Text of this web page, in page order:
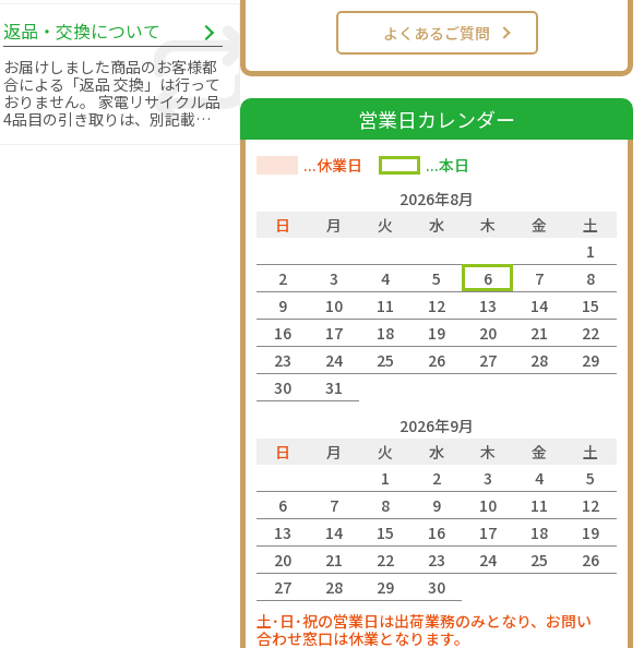
返品・交換について
お届けしました商品のお客様都
合による「返品 交換」は行って
おりません。 家電リサイクル品
4品目の引き取りは、別記載の
よくあるご質問
営業日カレンダー
...休業日
...本日
2026年8月
日
月 火 水 木 金
土
1
2
3 4 5 6 7
8
9
10 11 12 13 14
15
16
17 18 19 20 21
22
23
24 25 26 27 28
29
30
31
2026年9月
日
月 火 水 木 金
土
1
2 3 4
5
6
7 8 9 10 11
12
13
14 15 16 17 18
19
20
21 22 23 24 25
26
27
28 29
30
土･日･祝の営業日は出荷業務のみとなり、お問い
合わせ窓口は休業となります。